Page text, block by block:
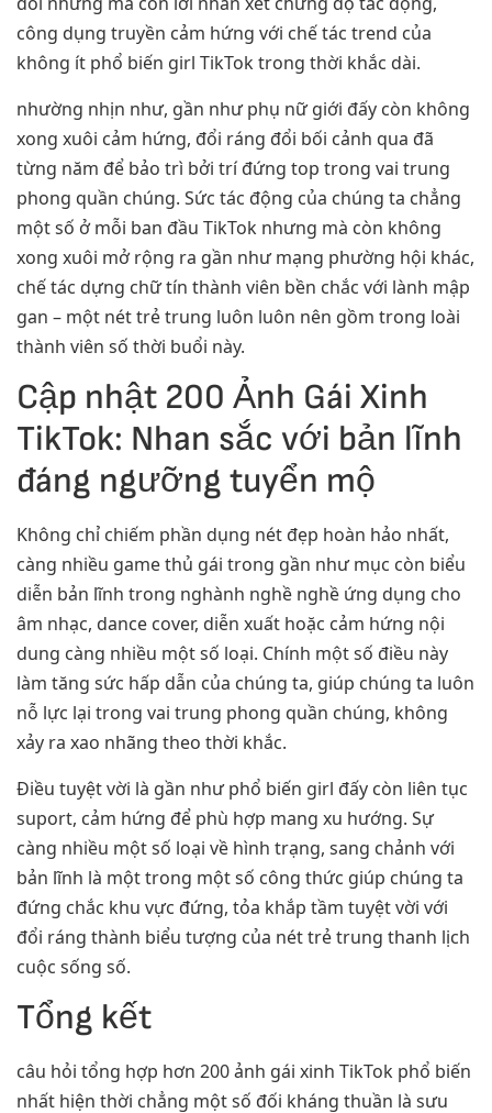
công dụng truyền cảm hứng với chế tác trend của
không ít phổ biến girl TikTok trong thời khắc dài.
nhường nhịn như, gần như phụ nữ giới đấy còn không
xong xuôi cảm hứng, đổi ráng đổi bối cảnh qua đã
từng năm để bảo trì bởi trí đứng top trong vai trung
phong quần chúng. Sức tác động của chúng ta chẳng
một số ở mỗi ban đầu TikTok nhưng mà còn không
xong xuôi mở rộng ra gần như mạng phường hội khác,
chế tác dựng chữ tín thành viên bền chắc với lành mập
gan – một nét trẻ trung luôn luôn nên gồm trong loài
thành viên số thời buổi này.
Cập nhật 200 Ảnh Gái Xinh
TikTok: Nhan sắc với bản lĩnh
đáng ngưỡng tuyển mộ
Không chỉ chiếm phần dụng nét đẹp hoàn hảo nhất,
càng nhiều game thủ gái trong gần như mục còn biểu
diễn bản lĩnh trong nghành nghề nghề ứng dụng cho
âm nhạc, dance cover, diễn xuất hoặc cảm hứng nội
dung càng nhiều một số loại. Chính một số điều này
làm tăng sức hấp dẫn của chúng ta, giúp chúng ta luôn
nỗ lực lại trong vai trung phong quần chúng, không
xảy ra xao nhãng theo thời khắc.
Điều tuyệt vời là gần như phổ biến girl đấy còn liên tục
suport, cảm hứng để phù hợp mang xu hướng. Sự
càng nhiều một số loại về hình trạng, sang chảnh với
bản lĩnh là một trong một số công thức giúp chúng ta
đứng chắc khu vực đứng, tỏa khắp tầm tuyệt vời với
đổi ráng thành biểu tượng của nét trẻ trung thanh lịch
cuộc sống số.
Tổng kết
câu hỏi tổng hợp hơn 200 ảnh gái xinh TikTok phổ biến
nhất hiện thời chẳng một số đối kháng thuần là sưu